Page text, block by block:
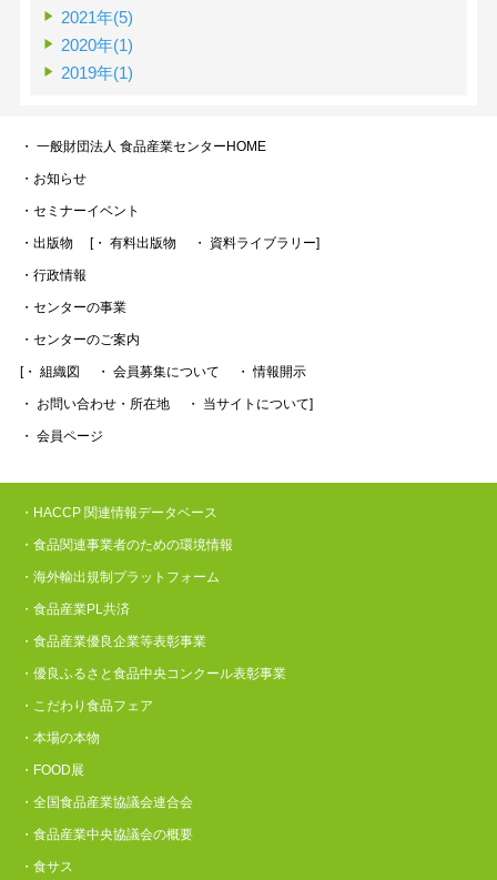
2021年(5)
2020年(1)
2019年(1)
・ 一般財団法人 食品産業センターHOME
・お知らせ
・セミナーイベント
・出版物 [・ 有料出版物 ・ 資料ライブラリー]
・行政情報
・センターの事業
・センターのご案内
[・ 組織図 ・ 会員募集について ・ 情報開示
・ お問い合わせ・所在地 ・ 当サイトについて]
・ 会員ページ
・HACCP 関連情報データベース
・食品関連事業者のための環境情報
・海外輸出規制プラットフォーム
・食品産業PL共済
・食品産業優良企業等表彰事業
・優良ふるさと食品中央コンクール表彰事業
・こだわり食品フェア
・本場の本物
・FOOD展
・全国食品産業協議会連合会
・食品産業中央協議会の概要
・食サス